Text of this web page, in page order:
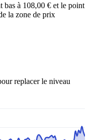
bas à 108,00 € et le point
la zone de prix
replacer le niveau